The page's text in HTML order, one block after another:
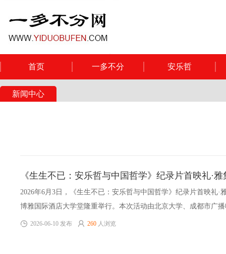
首页 一多不分 安乐哲
新闻中心
《生生不已：安乐哲与中国哲学》纪录片首映礼·
2026年6月3日，《生生不已：安乐哲与中国哲学》纪录片首映礼·
博雅国际酒店大学堂隆重举行。本次活动由北京大学、成都市广
语大学北京中外文化交流研究基地联合主办。来自中国、美国、
2026-06-10 发布 260 人浏览